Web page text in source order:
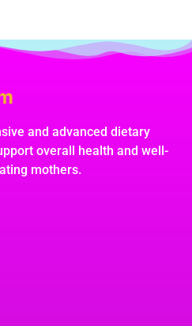
and advanced dietary
overall health and well-
mothers.